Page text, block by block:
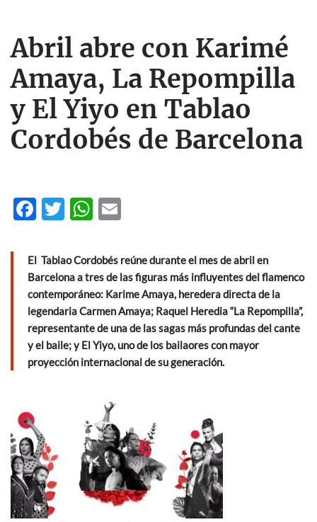
Abril abre con Karimé
Amaya, La Repompilla
y El Yiyo en Tablao
Cordobés de Barcelona
F
e
b
o
o
k
T
itt
er
W
at
s
A
p
p
ail
El Tablao Cordobés reúne durante el mes de abril en
Barcelona a tres de las figuras más influyentes del flamenco
contemporáneo: Karime Amaya, heredera directa de la
legendaria Carmen Amaya; Raquel Heredia “La Repompilla”,
representante de una de las sagas más profundas del cante
y el baile; y El Yiyo, uno de los bailaores con mayor
proyección internacional de su generación.